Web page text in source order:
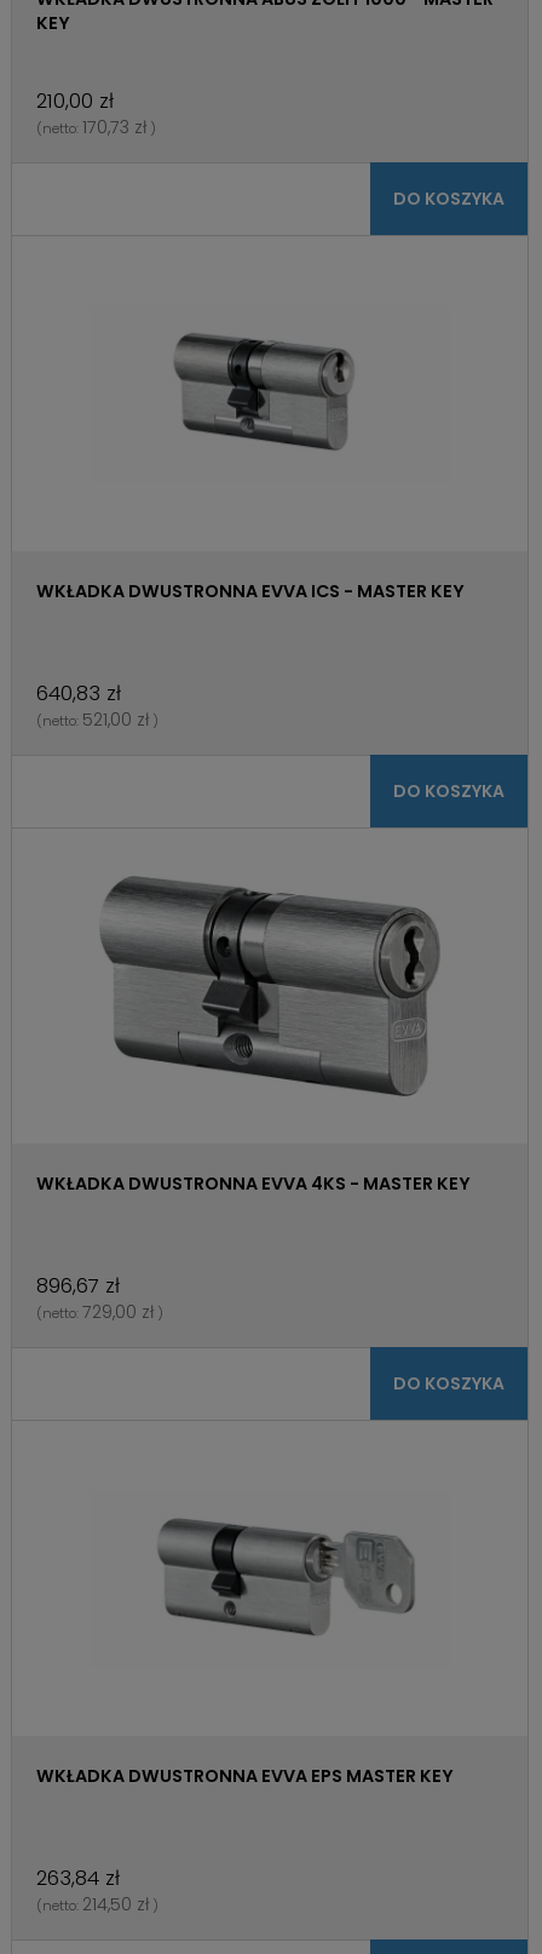
KEY
210,00 zł
(netto: 170,73 zł )
DO KOSZYKA
WKŁADKA DWUSTRONNA EVVA ICS - MASTER KEY
640,83 zł
(netto: 521,00 zł )
DO KOSZYKA
WKŁADKA DWUSTRONNA EVVA 4KS - MASTER KEY
896,67 zł
(netto: 729,00 zł )
DO KOSZYKA
WKŁADKA DWUSTRONNA EVVA EPS MASTER KEY
263,84 zł
(netto: 214,50 zł )